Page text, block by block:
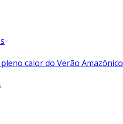
calor do Verão Amazônico